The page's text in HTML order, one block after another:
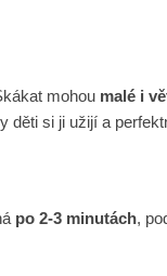
mohou malé i
děti si ji užijí a
po 2-3 minutách,